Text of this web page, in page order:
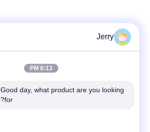
Jerry
6:13 PM
Good day, what product are you looking
for?